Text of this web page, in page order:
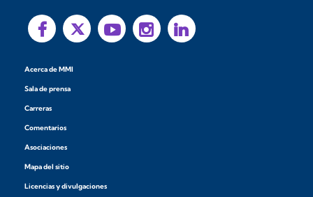
Acerca de MMI
Sala de prensa
Carreras
Comentarios
Asociaciones
Mapa del sitio
Licencias y divulgaciones